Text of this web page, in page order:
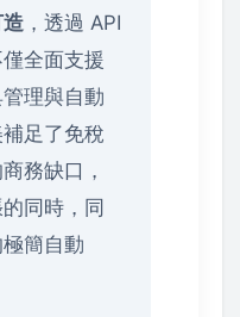
，透過 API
全面支援
理與自動
足了免稅
務缺口，
同時，同
簡自動